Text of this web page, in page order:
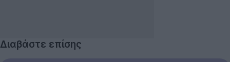
Διαβάστε επίσης